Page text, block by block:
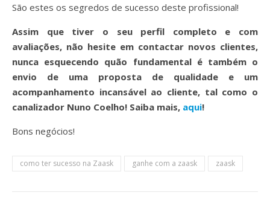
São estes os segredos de sucesso deste profissional!
Assim que tiver o seu perfil completo e com
avaliações, não hesite em contactar novos clientes,
nunca esquecendo quão fundamental é também o
envio de uma proposta de qualidade e um
acompanhamento incansável ao cliente, tal como o
canalizador Nuno Coelho! Saiba mais, aqui!
Bons negócios!
como ter sucesso na Zaask ganhe com a zaask zaask